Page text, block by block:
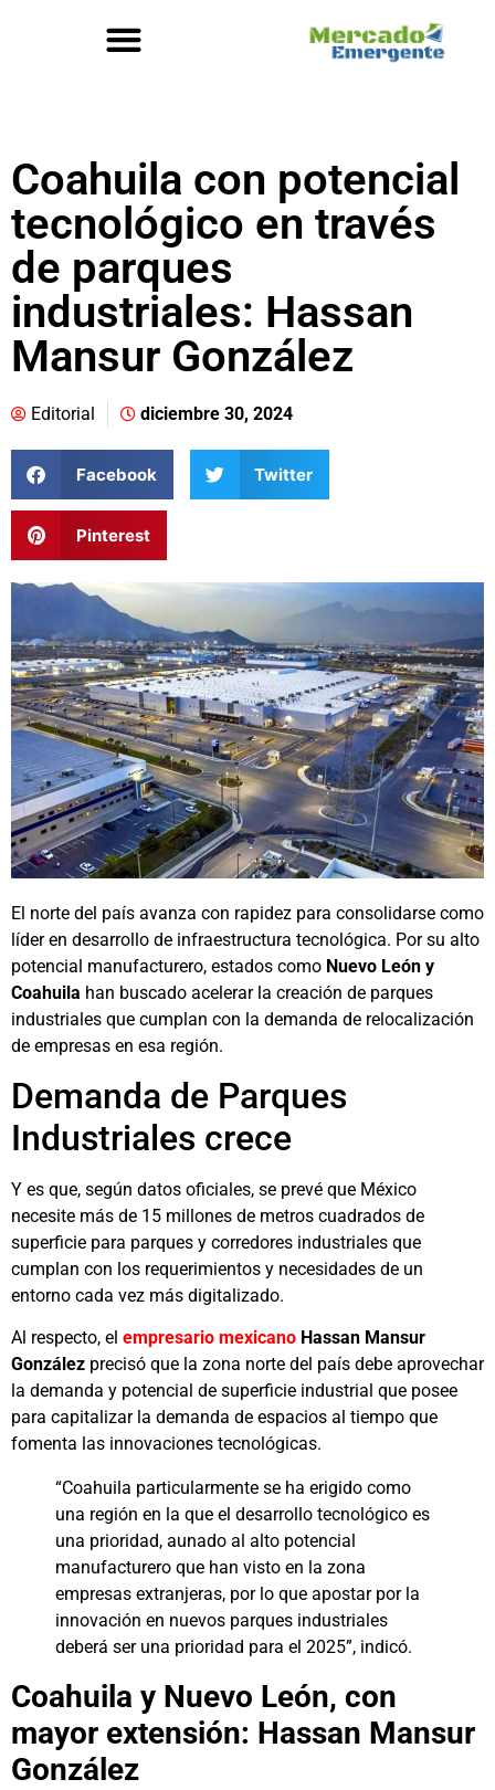
Coahuila con potencial
tecnológico en través
de parques
industriales: Hassan
Mansur González
Editorial diciembre 30, 2024
Facebook Twitter
Pinterest
El norte del país avanza con rapidez para consolidarse como
líder en desarrollo de infraestructura tecnológica. Por su alto
potencial manufacturero, estados como Nuevo León y
Coahuila han buscado acelerar la creación de parques
industriales que cumplan con la demanda de relocalización
de empresas en esa región.
Demanda de Parques
Industriales crece
Y es que, según datos oficiales, se prevé que México
necesite más de 15 millones de metros cuadrados de
superficie para parques y corredores industriales que
cumplan con los requerimientos y necesidades de un
entorno cada vez más digitalizado.
Al respecto, el empresario mexicano Hassan Mansur
González precisó que la zona norte del país debe aprovechar
la demanda y potencial de superficie industrial que posee
para capitalizar la demanda de espacios al tiempo que
fomenta las innovaciones tecnológicas.
“Coahuila particularmente se ha erigido como
una región en la que el desarrollo tecnológico es
una prioridad, aunado al alto potencial
manufacturero que han visto en la zona
empresas extranjeras, por lo que apostar por la
innovación en nuevos parques industriales
deberá ser una prioridad para el 2025”, indicó.
Coahuila y Nuevo León, con
mayor extensión: Hassan Mansur
González